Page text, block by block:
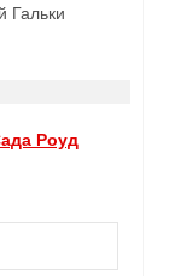
Гальки
Роуд